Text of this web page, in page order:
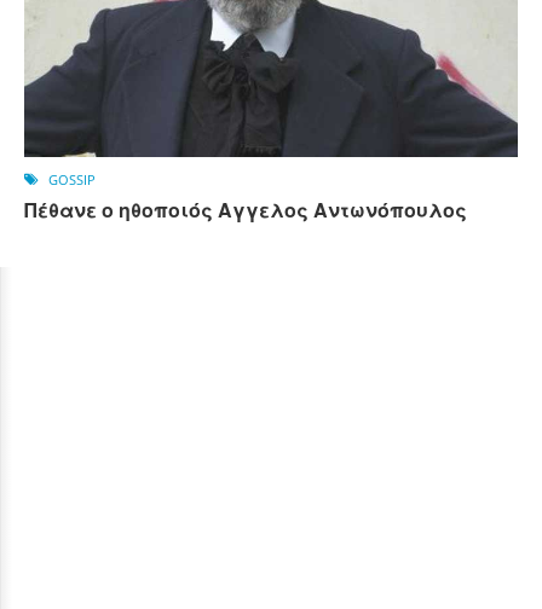
GOSSIP
Πέθανε ο ηθοποιός Αγγελος Αντωνόπουλος